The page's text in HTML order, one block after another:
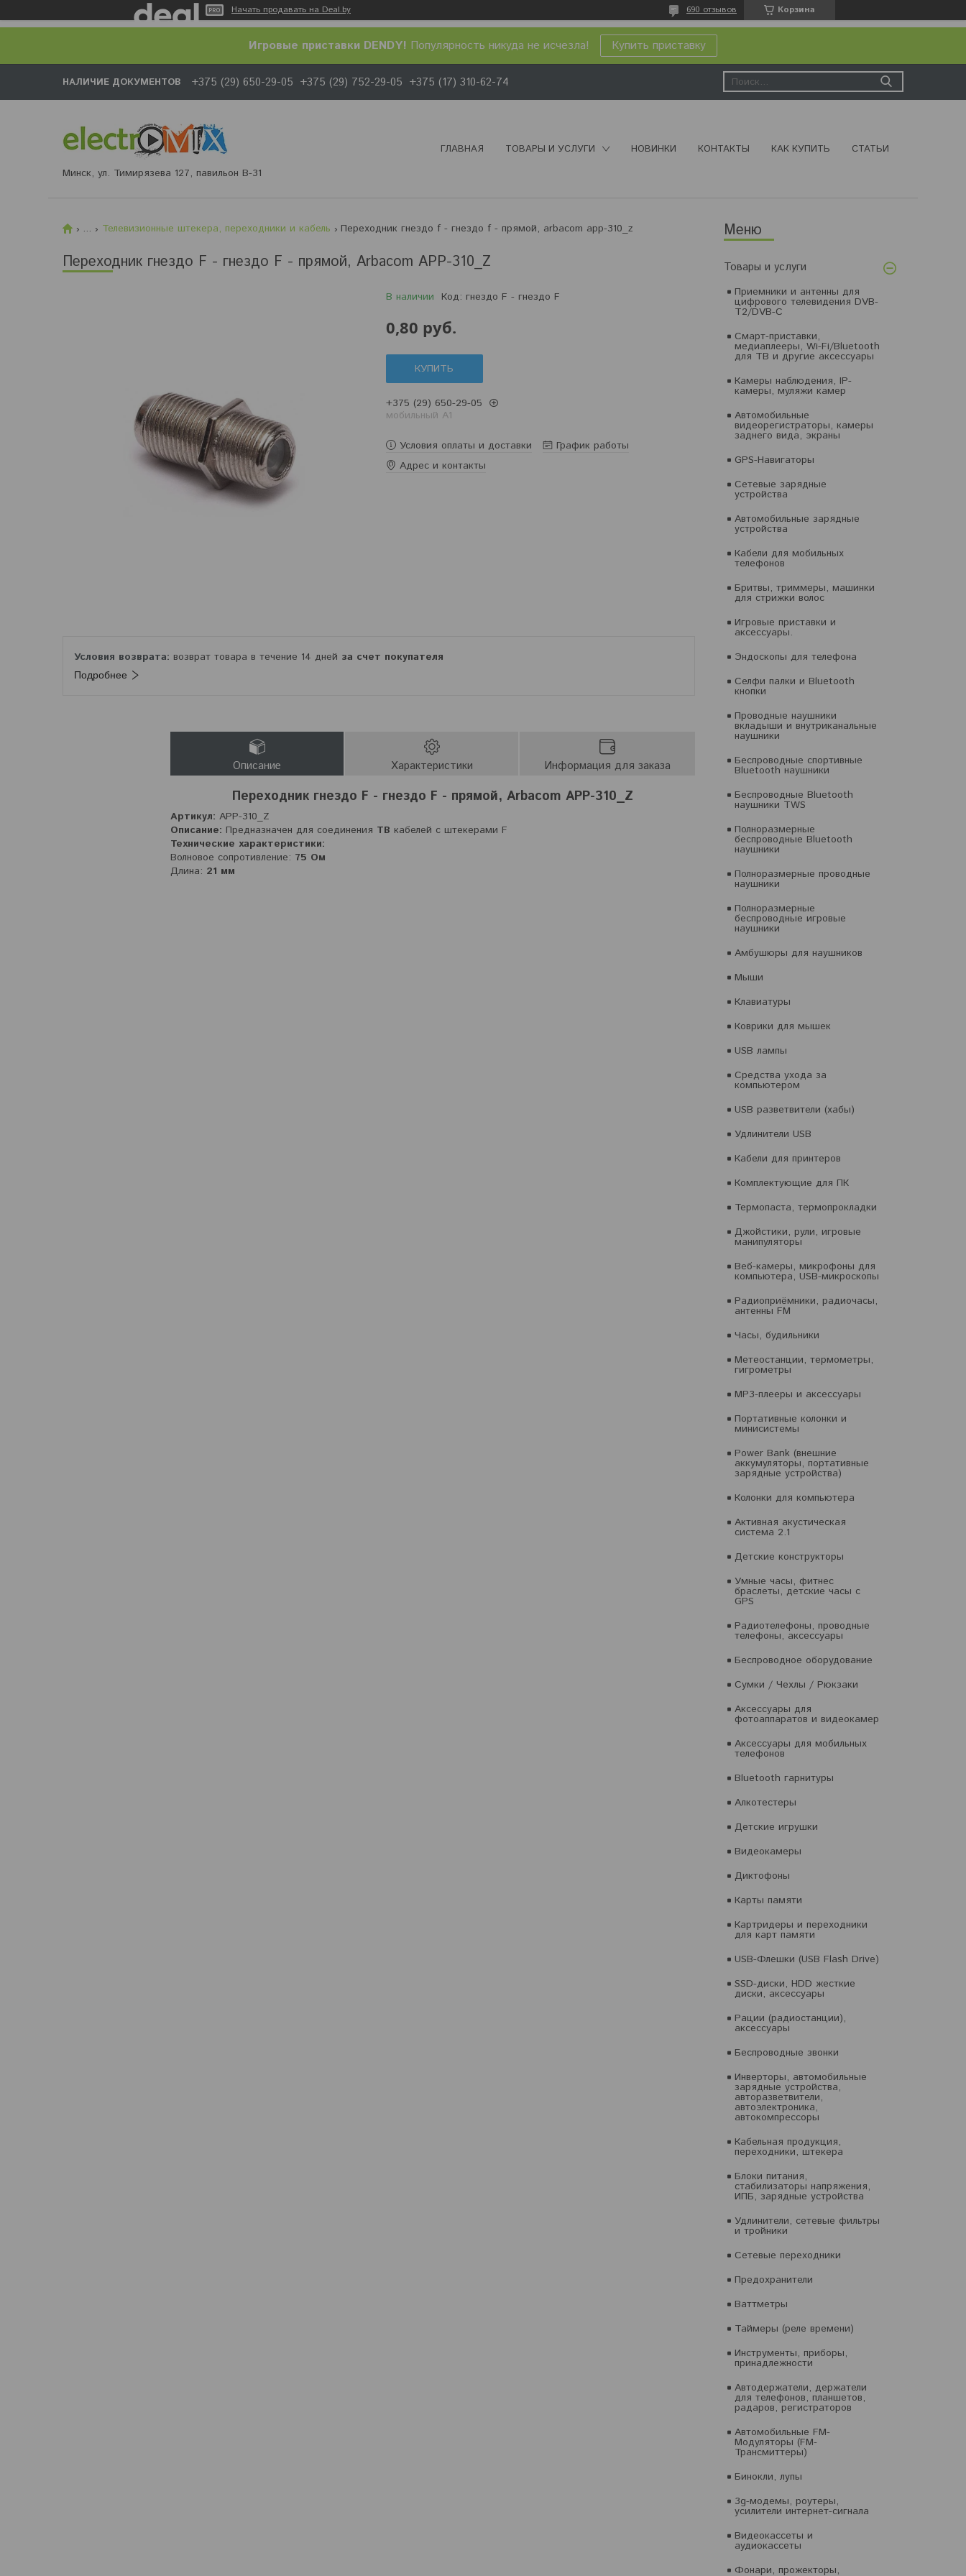
Начать продавать на Deal.by Корзина
690 отзывов
Игровые приставки DENDY! Популярность никуда не исчезла! Купить приставку
НАЛИЧИЕ ДОКУМЕНТОВ +375 (29) 650-29-05 +375 (29) 752-29-05 +375 (17) 310-62-74
Минск, ул. Тимирязева 127, павильон В-31
ГЛАВНАЯ ТОВАРЫ И УСЛУГИ НОВИНКИ КОНТАКТЫ КАК КУПИТЬ СТАТЬИ
Товары и услуги
Приемники и антенны для
цифрового телевидения DVB-
T2/DVB-C
Смарт-приставки,
медиаплееры, Wi-Fi/Bluetooth
для ТВ и другие аксессуары
Камеры наблюдения, IP-
камеры, муляжи камер
Автомобильные
видеорегистраторы, камеры
заднего вида, экраны
GPS-Навигаторы
Сетевые зарядные
устройства
Автомобильные зарядные
устройства
Кабели для мобильных
телефонов
Бритвы, триммеры, машинки
для стрижки волос
Игровые приставки и
аксессуары.
Эндоскопы для телефона
Селфи палки и Bluetooth
кнопки
Проводные наушники
вкладыши и внутриканальные
наушники
Беспроводные спортивные
Bluetooth наушники
Беспроводные Bluetooth
наушники TWS
Полноразмерные
беспроводные Bluetooth
наушники
Полноразмерные проводные
наушники
Полноразмерные
беспроводные игровые
наушники
Амбушюры для наушников
Мыши
Клавиатуры
Коврики для мышек
USB лампы
Средства ухода за
компьютером
USB разветвители (хабы)
Удлинители USB
Кабели для принтеров
Комплектующие для ПК
Термопаста, термопрокладки
Джойстики, рули, игровые
манипуляторы
Веб-камеры, микрофоны для
компьютера, USB-микроскопы
Радиоприёмники, радиочасы,
антенны FM
Часы, будильники
Метеостанции, термометры,
гигрометры
MP3-плееры и аксессуары
Портативные колонки и
минисистемы
Power Bank (внешние
аккумуляторы, портативные
зарядные устройства)
Колонки для компьютера
Активная акустическая
система 2.1
Детские конструкторы
Умные часы, фитнес
браслеты, детские часы с
GPS
Радиотелефоны, проводные
телефоны, аксессуары
Беспроводное оборудование
Сумки / Чехлы / Рюкзаки
Аксессуары для
фотоаппаратов и видеокамер
Аксессуары для мобильных
телефонов
Bluetooth гарнитуры
Алкотестеры
Детские игрушки
Видеокамеры
Диктофоны
Карты памяти
Картридеры и переходники
для карт памяти
USB-Флешки (USB Flash Drive)
SSD-диски, HDD жесткие
диски, аксессуары
Рации (радиостанции),
аксессуары
Беспроводные звонки
Инверторы, автомобильные
зарядные устройства,
авторазветвители,
автоэлектроника,
автокомпрессоры
Кабельная продукция,
переходники, штекера
Блоки питания,
стабилизаторы напряжения,
ИПБ, зарядные устройства
Удлинители, сетевые фильтры
и тройники
Сетевые переходники
Предохранители
Ваттметры
Таймеры (реле времени)
Инструменты, приборы,
принадлежности
Автодержатели, держатели
для телефонов, планшетов,
радаров, регистраторов
Автомобильные FM-
Модуляторы (FM-
Трансмиттеры)
Бинокли, лупы
3g-модемы, роутеры,
усилители интернет-сигнала
Видеокассеты и
аудиокассеты
Фонари, прожекторы,
... Телевизионные штекера, переходники и кабель Переходник гнездо f - гнездо f - прямой, arbacom app-310_z
Переходник гнездо F - гнездо F - прямой, Arbacom APP-310_Z
В наличии Код: гнездо F - гнездо F
0,80 руб.
КУПИТЬ
+375 (29) 650-29-05
мобильный A1
Условия оплаты и доставки
График работы
Адрес и контакты
возврат товара в течение 14 дней за счет покупателя
Подробнее
Описание Характеристики Информация для заказа
Переходник гнездо F - гнездо F - прямой, Arbacom APP-310_Z
Артикул: APP-310_Z
Описание: Предназначен для соединения ТВ кабелей с штекерами F
Технические характеристики:
Волновое сопротивление: 75 Ом
Длина: 21 мм